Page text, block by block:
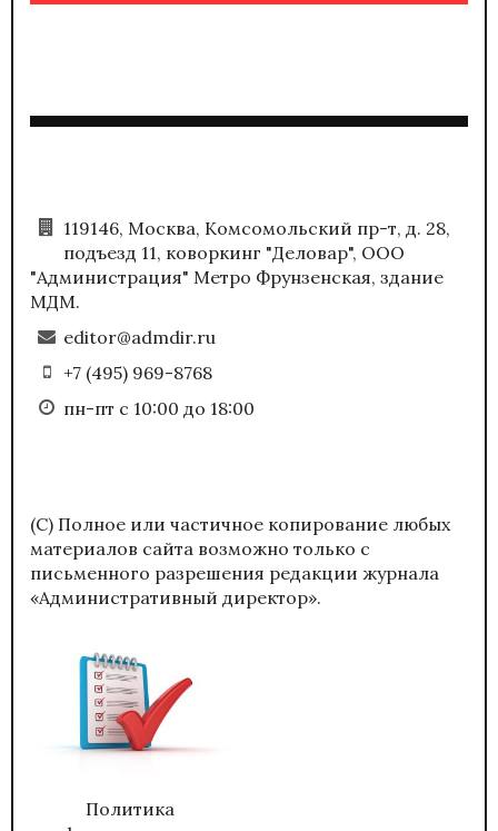
119146, Москва, Комсомольский пр-т, д. 28,
подъезд 11, коворкинг "Деловар", ООО
"Администрация" Метро Фрунзенская, здание
МДМ.
editor@admdir.ru
+7 (495) 969-8768
пн-пт с 10:00 до 18:00
(С) Полное или частичное копирование любых
материалов сайта возможно только с
письменного разрешения редакции журнала
«Административный директор».
Политика